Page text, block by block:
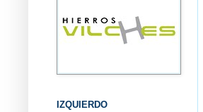
IZQUIERDO